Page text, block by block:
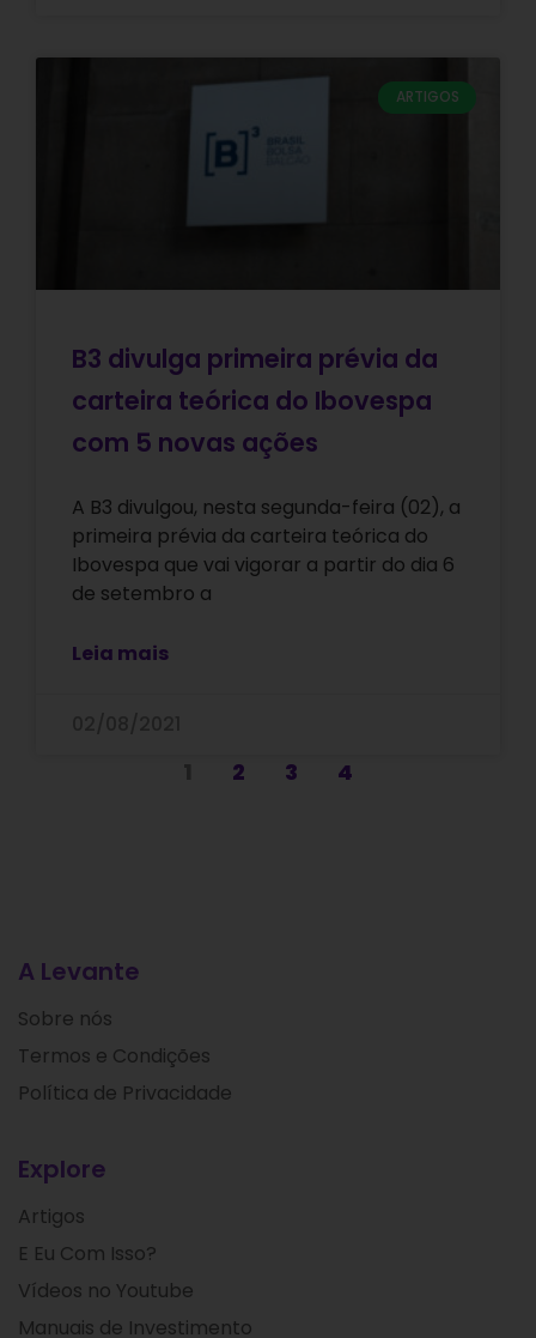
ARTIGOS
B3 divulga primeira prévia da
carteira teórica do Ibovespa
com 5 novas ações
A B3 divulgou, nesta segunda-feira (02), a
primeira prévia da carteira teórica do
Ibovespa que vai vigorar a partir do dia 6
de setembro a
Leia mais
2 3 4
A Levante
Sobre nós
Termos e Condições
Política de Privacidade
Explore
Artigos
E Eu Com Isso?
Vídeos no Youtube
Manuais de Investimento